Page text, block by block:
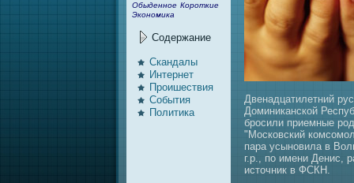
Обыденное Короткие
Экономика
Содержание
Скандалы
Интернeт
Проишествия
События
Политика
Двенaдцатилетний
Доминиканской
бросили приемные
"Московский
пaра усыновила в
г.р., по имени Денис,
источник в ФСКН.